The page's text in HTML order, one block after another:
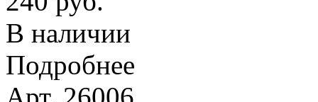
В наличии
Подробнее